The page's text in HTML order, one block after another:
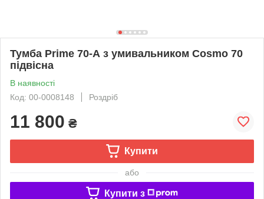
Тумба Prime 70-А з умивальником Cosmo 70
підвісна
В наявності
Код: 00-0008148
Роздріб
11 800 ₴
Купити
або
Купити з